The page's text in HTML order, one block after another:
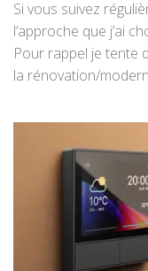
Si vous suivez
l’approche que j’ai
Pour rappel je tente
la rénovation/